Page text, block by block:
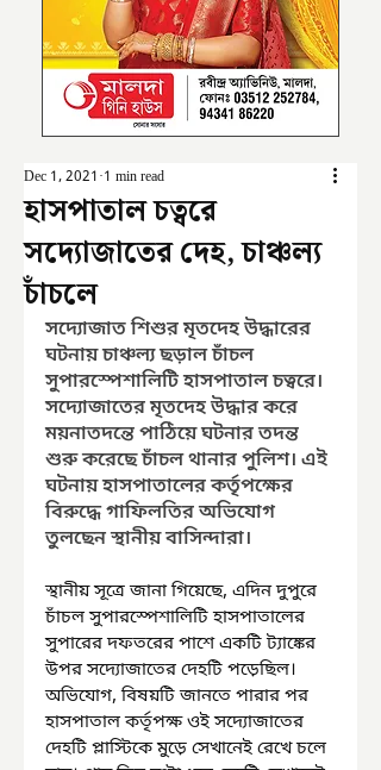
হাসপাতাল চত্বরে
সদ্যোজাতের দেহ, চাঞ্চল্য
চাঁচলে
Dec 1, 2021 1 min read
সদ্যোজাত শিশুর মৃতদেহ উদ্ধারের
ঘটনায় চাঞ্চল্য ছড়াল চাঁচল
সুপারস্পেশালিটি হাসপাতাল চত্বরে।
সদ্যোজাতের মৃতদেহ উদ্ধার করে
ময়নাতদন্তে পাঠিয়ে ঘটনার তদন্ত
শুরু করেছে চাঁচল থানার পুলিশ। এই
ঘটনায় হাসপাতালের কর্তৃপক্ষের
বিরুদ্ধে গাফিলতির অভিযোগ
তুলছেন স্থানীয় বাসিন্দারা।
স্থানীয় সূত্রে জানা গিয়েছে, এদিন দুপুরে
চাঁচল সুপারস্পেশালিটি হাসপাতালের
সুপারের দফতরের পাশে একটি ট্যাঙ্কের
উপর সদ্যোজাতের দেহটি পড়েছিল।
অভিযোগ, বিষয়টি জানতে পারার পর
হাসপাতাল কর্তৃপক্ষ ওই সদ্যোজাতের
দেহটি প্লাস্টিকে মুড়ে সেখানেই রেখে চলে